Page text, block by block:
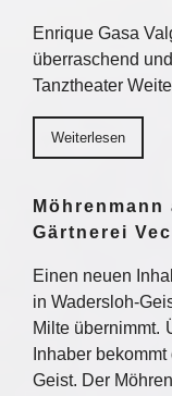
Enrique Gasa
überraschend
Tanztheater
Weiterlesen
Gärtnerei
Einen neuen
in Wadersloh-
Milte übernimmt.
Inhaber
Geist. Der